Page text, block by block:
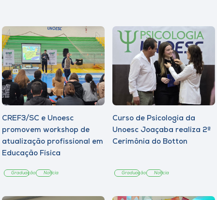
CREF3/SC e Unoesc
promovem workshop de
atualização profissional em
Educação Física
Graduação Notícia
Curso de Psicologia da
Unoesc Joaçaba realiza 2ª
Cerimônia do Botton
Graduação Notícia